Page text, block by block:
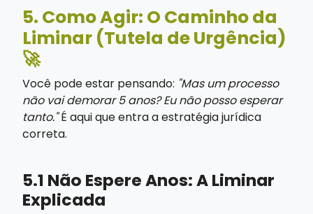
5. Como Agir: O Caminho da
Liminar (Tutela de Urgência)
🚀
Você pode estar pensando: "Mas um processo
não vai demorar 5 anos? Eu não posso esperar
tanto."É aqui que entra a estratégia jurídica
correta.
5.1 Não Espere Anos: A Liminar
Explicada